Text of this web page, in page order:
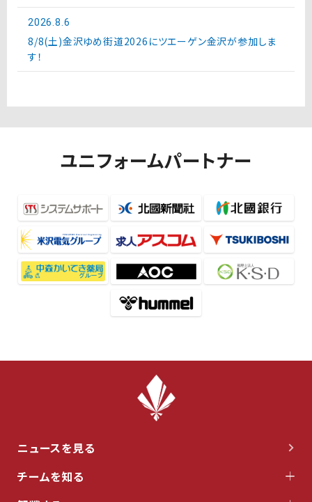
2026.8.6
8/8(土)金沢ゆめ街道2026にツエーゲン金沢が参加しま
す！
ユニフォームパートナー
ニュースを見る
チームを知る